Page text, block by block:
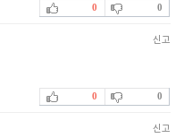
0 0
신고
0 0
신고